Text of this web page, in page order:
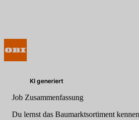
KI generiert
Job Zusammenfassung
Du lernst das Baumarktsortiment